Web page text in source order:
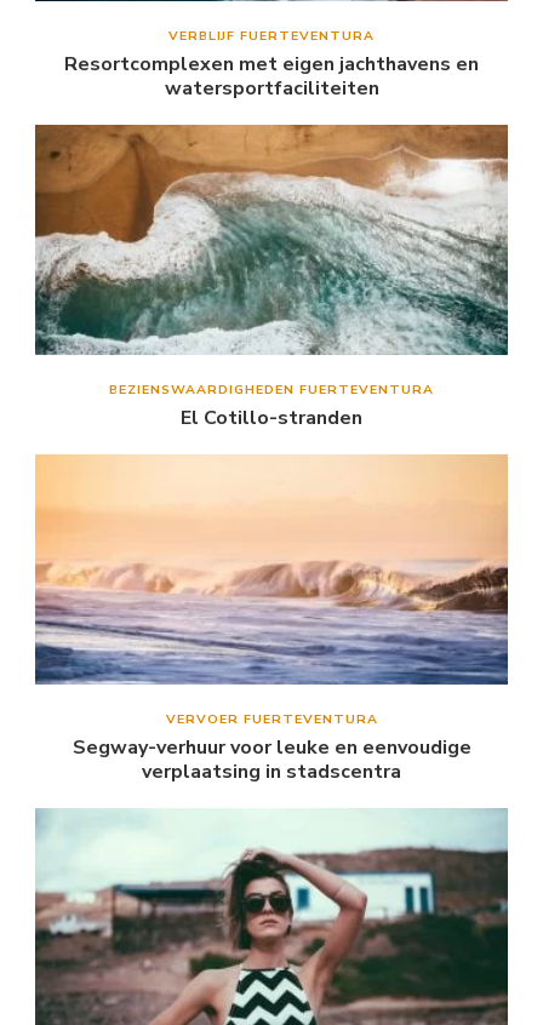
VERBLIJF FUERTEVENTURA
Resortcomplexen met eigen jachthavens en
watersportfaciliteiten
BEZIENSWAARDIGHEDEN FUERTEVENTURA
El Cotillo-stranden
VERVOER FUERTEVENTURA
Segway-verhuur voor leuke en eenvoudige
verplaatsing in stadscentra